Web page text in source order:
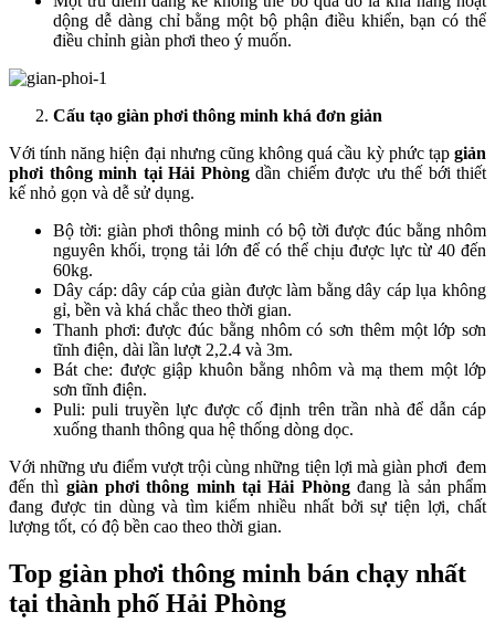
dộng dễ dàng chỉ bằng một bộ phận điều khiển, bạn có thể
điều chỉnh giàn phơi theo ý muốn.
Cấu tạo giàn phơi thông minh khá đơn giản
Với tính năng hiện đại nhưng cũng không quá cầu kỳ phức tạp giản
phơi thông minh tại Hải Phòng dần chiếm được ưu thế bới thiết
kế nhỏ gọn và dễ sử dụng.
Bộ tời: giàn phơi thông minh có bộ tời được đúc bằng nhôm
nguyên khối, trọng tải lớn để có thể chịu được lực từ 40 đến
60kg.
Dây cáp: dây cáp của giàn được làm bằng dây cáp lụa không
gỉ, bền và khá chắc theo thời gian.
Thanh phơi: được đúc bằng nhôm có sơn thêm một lớp sơn
tĩnh điện, dài lần lượt 2,2.4 và 3m.
Bát che: được giập khuôn bằng nhôm và mạ them một lớp
sơn tĩnh điện.
Puli: puli truyền lực được cố định trên trần nhà để dẫn cáp
xuống thanh thông qua hệ thống dòng dọc.
Với những ưu điểm vượt trội cùng những tiện lợi mà giàn phơi đem
đến thì giàn phơi thông minh tại Hải Phòngđang là sản phẩm
đang được tin dùng và tìm kiếm nhiều nhất bởi sự tiện lợi, chất
lượng tốt, có độ bền cao theo thời gian.
Top giàn phơi thông minh bán chạy nhất
tại thành phố Hải Phòng